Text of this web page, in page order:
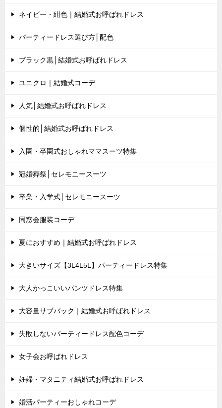
ネイビー・紺色｜結婚式お呼ばれドレス
パーティードレス選び方│配色
ブラック黒│結婚式お呼ばれドレス
ユニクロ｜結婚式コーデ
人気│結婚式お呼ばれドレス
個性的│結婚式お呼ばれドレス
入園・卒園式おしゃれママスーツ特集
冠婚葬祭│セレモニースーツ
卒業・入学式│セレモニースーツ
同窓会服装コーデ
夏におすすめ｜結婚式お呼ばれドレス
大きいサイズ【3L4L5L】パーティードレス特集
大人かっこいいパンツドレス特集
大容量サブバック｜結婚式お呼ばれドレス
失敗しないパーティードレス配色コーデ
女子会お呼ばれドレス
妊婦・マタニティ結婚式お呼ばれドレス
婚活パーティーおしゃれコーデ